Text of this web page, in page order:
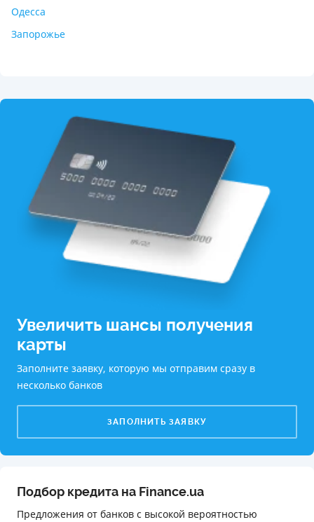
Одесса
Запорожье
Увеличить шансы получения
карты
Заполните заявку, которую мы отправим сразу в
несколько банков
ЗАПОЛНИТЬ ЗАЯВКУ
Подбор кредита на Finance.ua
Предложения от банков с высокой вероятностью